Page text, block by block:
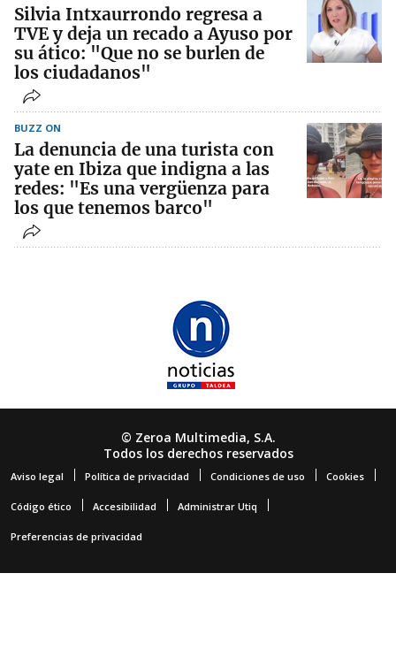
Silvia Intxaurrondo regresa a
TVE y deja un recado a Ayuso por
su ático: "Que no se burlen de
los ciudadanos"
BUZZ ON
La denuncia de una turista con
yate en Ibiza que indigna a las
redes: "Es una vergüenza para
los que tenemos barco"
© Zeroa Multimedia, S.A.
Todos los derechos reservados
Aviso legal Política de privacidad Condiciones de uso Cookies
Código ético Accesibilidad Administrar Utiq
Preferencias de privacidad